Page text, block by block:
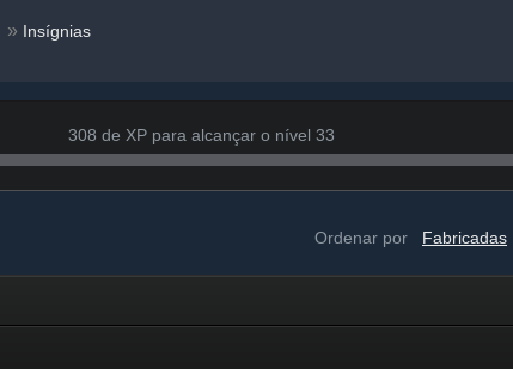
» Insígnias
308 de XP para alcançar o nível 33
Ordenar por Fabricadas